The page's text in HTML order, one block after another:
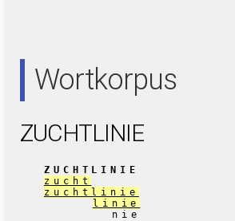
Wortkorpus
ZUCHTLINIE
ZUCHTLINIE
zucht
zuchtlinie
linie
nie